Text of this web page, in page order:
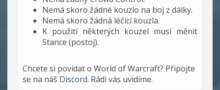
Nemá skoro žádné kouzlo na boj z dálky.
Nemá skoro žádná léčící kouzla.
K použití některých kouzel musí měnit
Stance (postoj).
Chcete si povídat o World of Warcraft? Připojte
se na náš Discord. Rádi vás uvidíme.